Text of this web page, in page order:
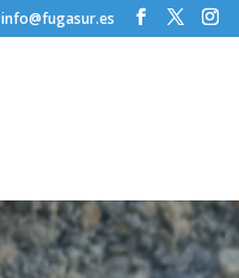
info@fugasur.es